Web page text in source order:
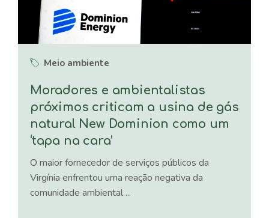
Meio ambiente
Moradores e ambientalistas
próximos criticam a usina de gás
natural New Dominion como um
‘tapa na cara’
O maior fornecedor de serviços públicos da
Virgínia enfrentou uma reação negativa da
comunidade ambiental ...